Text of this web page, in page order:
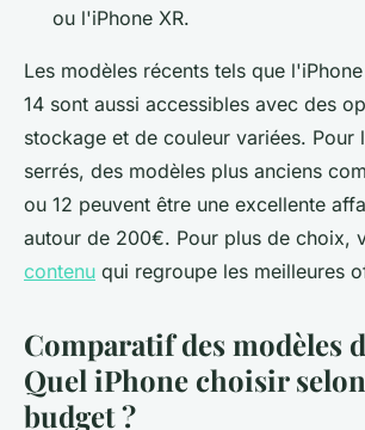
ou l'iPhone XR.
Les modèles récents tels que
14 sont aussi accessibles avec des
stockage et de couleur variées. Pour
serrés, des modèles plus anciens
ou 12 peuvent être une excellente
autour de 200€. Pour plus de choix,
contenu qui regroupe les meilleures
Comparatif des modèles
Quel iPhone choisir
budget ?